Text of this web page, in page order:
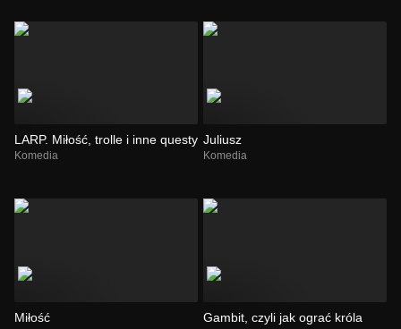
LARP. Miłość, trolle i inne questy
Komedia
Juliusz
Komedia
Miłość Gambit, czyli jak ograć króla